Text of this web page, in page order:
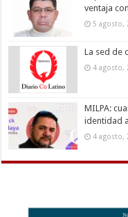
ventaja
5 agosto,
La sed de
4 agosto,
MILPA:
identidad
4 agosto,